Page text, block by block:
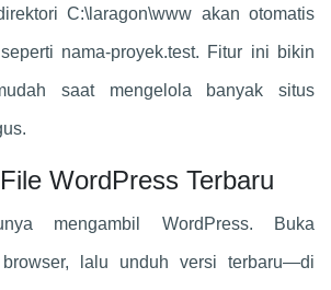
C:\laragon\www akan otomatis
nama-proyek.test. Fitur ini bikin
saat mengelola banyak situs
WordPress Terbaru
mengambil WordPress. Buka
lalu unduh versi terbaru—di